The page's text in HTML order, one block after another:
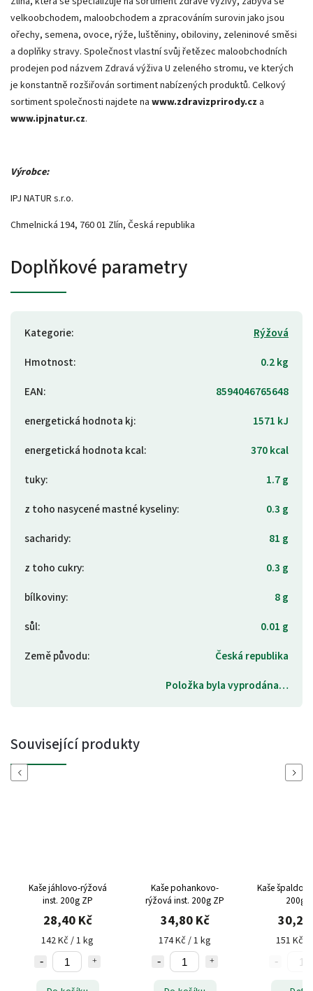
velkoobchodem, maloobchodem a zpracováním surovin jako jsou
ořechy, semena, ovoce, rýže, luštěniny, obiloviny, zeleninové směsi
a doplňky stravy. Společnost vlastní svůj řetězec maloobchodních
prodejen pod názvem Zdravá výživa U zeleného stromu, ve kterých
je konstantně rozšiřován sortiment nabízených produktů. Celkový
sortiment společnosti najdete na www.zdravizprirody.cz a
www.ipjnatur.cz.
Výrobce:
IPJ NATUR s.r.o.
Chmelnická 194, 760 01 Zlín, Česká republika
Doplňkové parametry
Kategorie:
Rýžová
Hmotnost:
0.2 kg
EAN:
8594046765648
energetická hodnota kj:
1571 kJ
energetická hodnota kcal:
370 kcal
tuky:
1.7 g
z toho nasycené mastné kyseliny:
0.3 g
sacharidy:
81 g
z toho cukry:
0.3 g
bílkoviny:
8 g
sůl:
0.01 g
Země původu:
Česká republika
Položka byla vyprodána…
Související produkty
Previous
Kaše jáhlovo-rýžová
inst. 200g ZP
28,40 Kč
142 Kč / 1 kg
Kaše pohankovo-
rýžová inst. 200g ZP
34,80 Kč
174 Kč / 1 kg
Kaše
200g
30,20
151 Kč /
Next